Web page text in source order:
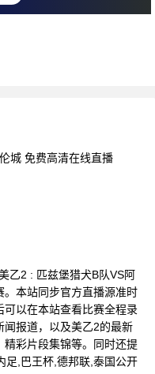
: 0
城 免费高清在线直播
乙2 : 匹兹堡猎犬B队VS阿
。本站同步官方直播源准时
可以在本站查看比赛全程录
报道，以及美乙2的最新
彩片段集锦等。同时还提
足,巴王杯,德邦联,泰国公开